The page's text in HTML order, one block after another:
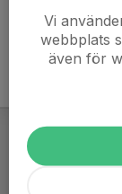
Vi
webbplats
även för